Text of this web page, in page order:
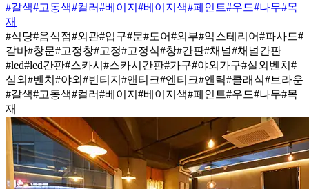
#갈색#고동색#컬러#베이지 #베이지색#페인트#우드#나무#목
재
#식당#음식점#외관#입구#문#도어#외부#익스테리어#파사드#
갈바#창문#고정창#고정#고정식#창#간판#채널#채널간판
#led#led간판#스카시 #스카시간판#가구#야외가구#실외벤치 #
실외 #벤치 #야외 #빈티지 #앤티크#엔티크#앤틱#클래식#브라운
#갈색#고동색#컬러#베이지 #베이지색#페인트#우드#나무#목
재